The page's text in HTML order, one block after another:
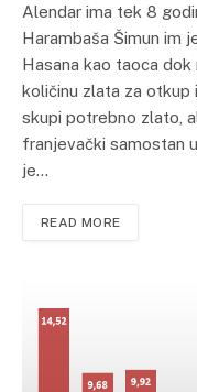
Alendar ima tek 8
Harambaša Šimun im
Hasana kao taoca
količinu zlata za
skupi potrebno zlato,
franjevački samostan
je…
READ MORE